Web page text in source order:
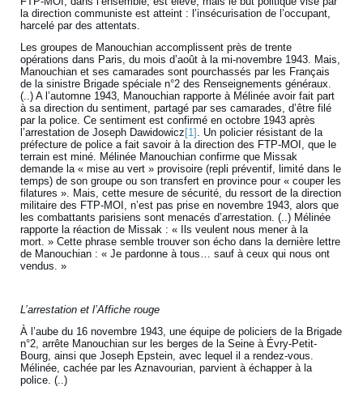
la direction communiste est atteint : l’insécurisation de l’occupant,
harcelé par des attentats.
Les groupes de Manouchian accomplissent près de trente
opérations dans Paris, du mois d’août à la mi-novembre 1943. Mais,
Manouchian et ses camarades sont pourchassés par les Français
de la sinistre Brigade spéciale n°2 des Renseignements généraux.
(..) A l’automne 1943, Manouchian rapporte à Mélinée avoir fait part
à sa direction du sentiment, partagé par ses camarades, d’être filé
par la police. Ce sentiment est confirmé en octobre 1943 après
l’arrestation de Joseph Dawidowicz [1] . Un policier résistant de la
préfecture de police a fait savoir à la direction des FTP-MOI, que le
terrain est miné. Mélinée Manouchian confirme que Missak
demande la « mise au vert » provisoire (repli préventif, limité dans le
temps) de son groupe ou son transfert en province pour « couper les
filatures ». Mais, cette mesure de sécurité, du ressort de la direction
militaire des FTP-MOI, n’est pas prise en novembre 1943, alors que
les combattants parisiens sont menacés d’arrestation. (..) Mélinée
rapporte la réaction de Missak : « Ils veulent nous mener à la
mort. » Cette phrase semble trouver son écho dans la dernière lettre
de Manouchian : « Je pardonne à tous… sauf à ceux qui nous ont
vendus. »
L’arrestation et l’Affiche rouge
À l’aube du 16 novembre 1943, une équipe de policiers de la Brigade
n°2, arrête Manouchian sur les berges de la Seine à Évry-Petit-
Bourg, ainsi que Joseph Epstein, avec lequel il a rendez-vous.
Mélinée, cachée par les Aznavourian, parvient à échapper à la
police. (..)